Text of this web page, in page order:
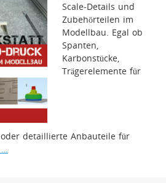
Scale-Details und
Zubehörteilen im
Modellbau. Egal ob
Spanten,
Karbonstücke,
Trägerelemente für
detaillierte Anbauteile für
…